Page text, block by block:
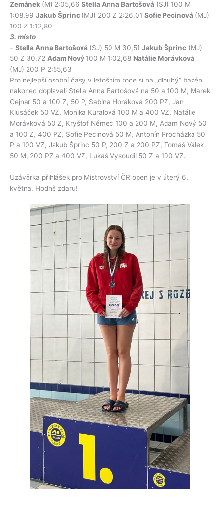
Zemánek (M) 2:05,66 Stella Anna Bartošová (SJ) 100 M
1:08,99 Jakub Šprinc (MJ) 200 Z 2:26,01 Sofie Pecinová (MJ)
100 Z 1:12,80
3. místo
– Stella Anna Bartošová (SJ) 50 M 30,51 Jakub Šprinc (MJ)
50 Z 30,72 Adam Nový 100 M 1:02,68 Natálie Morávková
(MJ) 200 P 2:55,63
Pro nejlepší osobní časy v letošním roce si na „dlouhý“ bazén
nakonec doplavali Stella Anna Bartošová na 50 a 100 M, Marek
Cejnar 50 a 100 Z, 50 P, Sabina Horáková 200 PZ, Jan
Klusáček 50 VZ, Monika Kuralová 100 M a 400 VZ, Natálie
Morávková 50 Z, Kryštof Němec 100 a 200 M, Adam Nový 50
a 100 Z, 400 PZ, Sofie Pecinová 50 M, Antonín Procházka 50
P a 100 VZ, Jakub Šprinc 50 P, 200 Z a 200 PZ, Tomáš Válek
50 M, 200 PZ a 400 VZ, Lukáš Vysoudil 50 Z a 100 VZ.
Uzávěrka přihlášek pro Mistrovství ČR open je v úterý 6.
května. Hodně zdaru!